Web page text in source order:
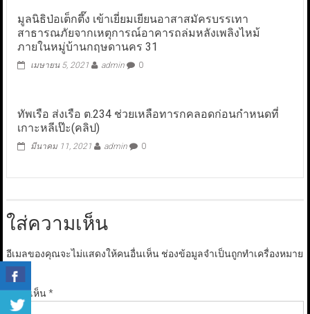
มูลนิธิป่อเต็กตึ๊ง เข้าเยี่ยมเยียนอาสาสมัครบรรเทา
สาธารณภัยจากเหตุการณ์อาคารถล่มหลังเพลิงไหม้
ภายในหมู่บ้านกฤษดานคร 31
เมษายน 5, 2021 admin 0
ทัพเรือ ส่งเรือ ต.234 ช่วยเหลือทารกคลอดก่อนกำหนดที่
เกาะหลีเป๊ะ(คลิป)
มีนาคม 11, 2021 admin 0
ใส่ความเห็น
อีเมลของคุณจะไม่แสดงให้คนอื่นเห็น ช่องข้อมูลจำเป็นถูกทำเครื่องหมาย
*
ความเห็น*